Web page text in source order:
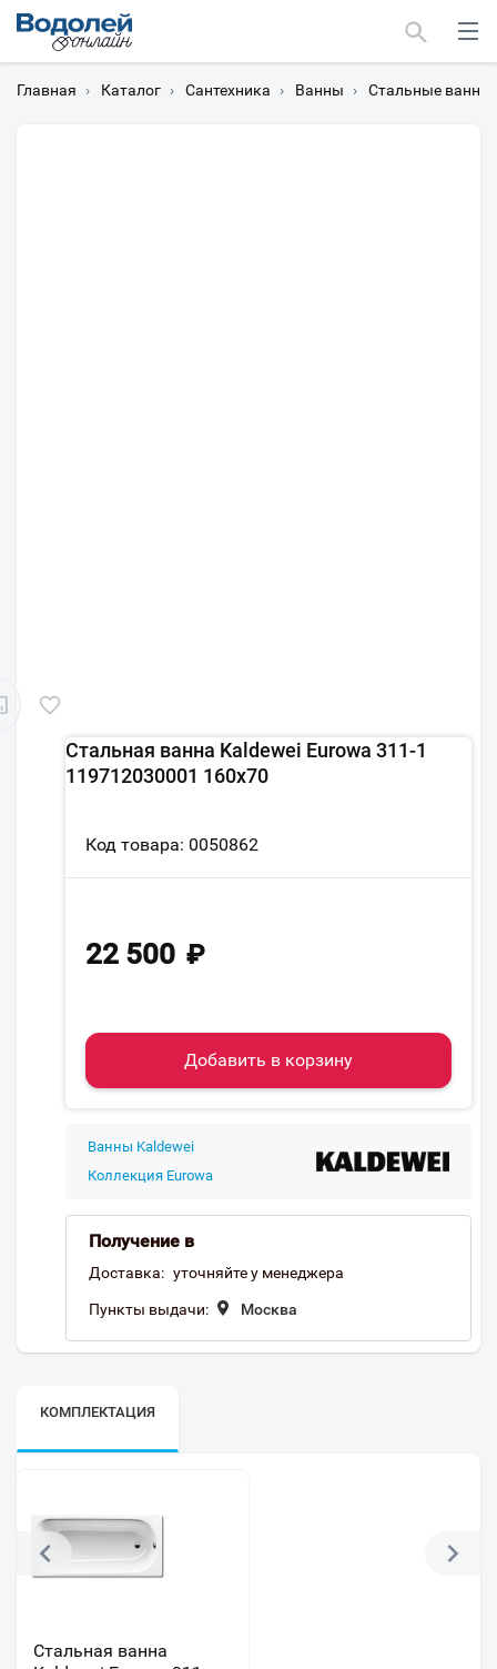
Главная › Каталог › Сантехника › Ванны › Стальные ванны
Стальная ванна Kaldewei Eurowa 311-1
119712030001 160х70
Код товара: 0050862
22 500 ₽
Добавить в корзину
Ванны Kaldewei
Коллекция Eurowa
Получение в
Доставка: уточняйте у менеджера
Пункты выдачи: Москва
КОМПЛЕКТАЦИЯ
Стальная ванна